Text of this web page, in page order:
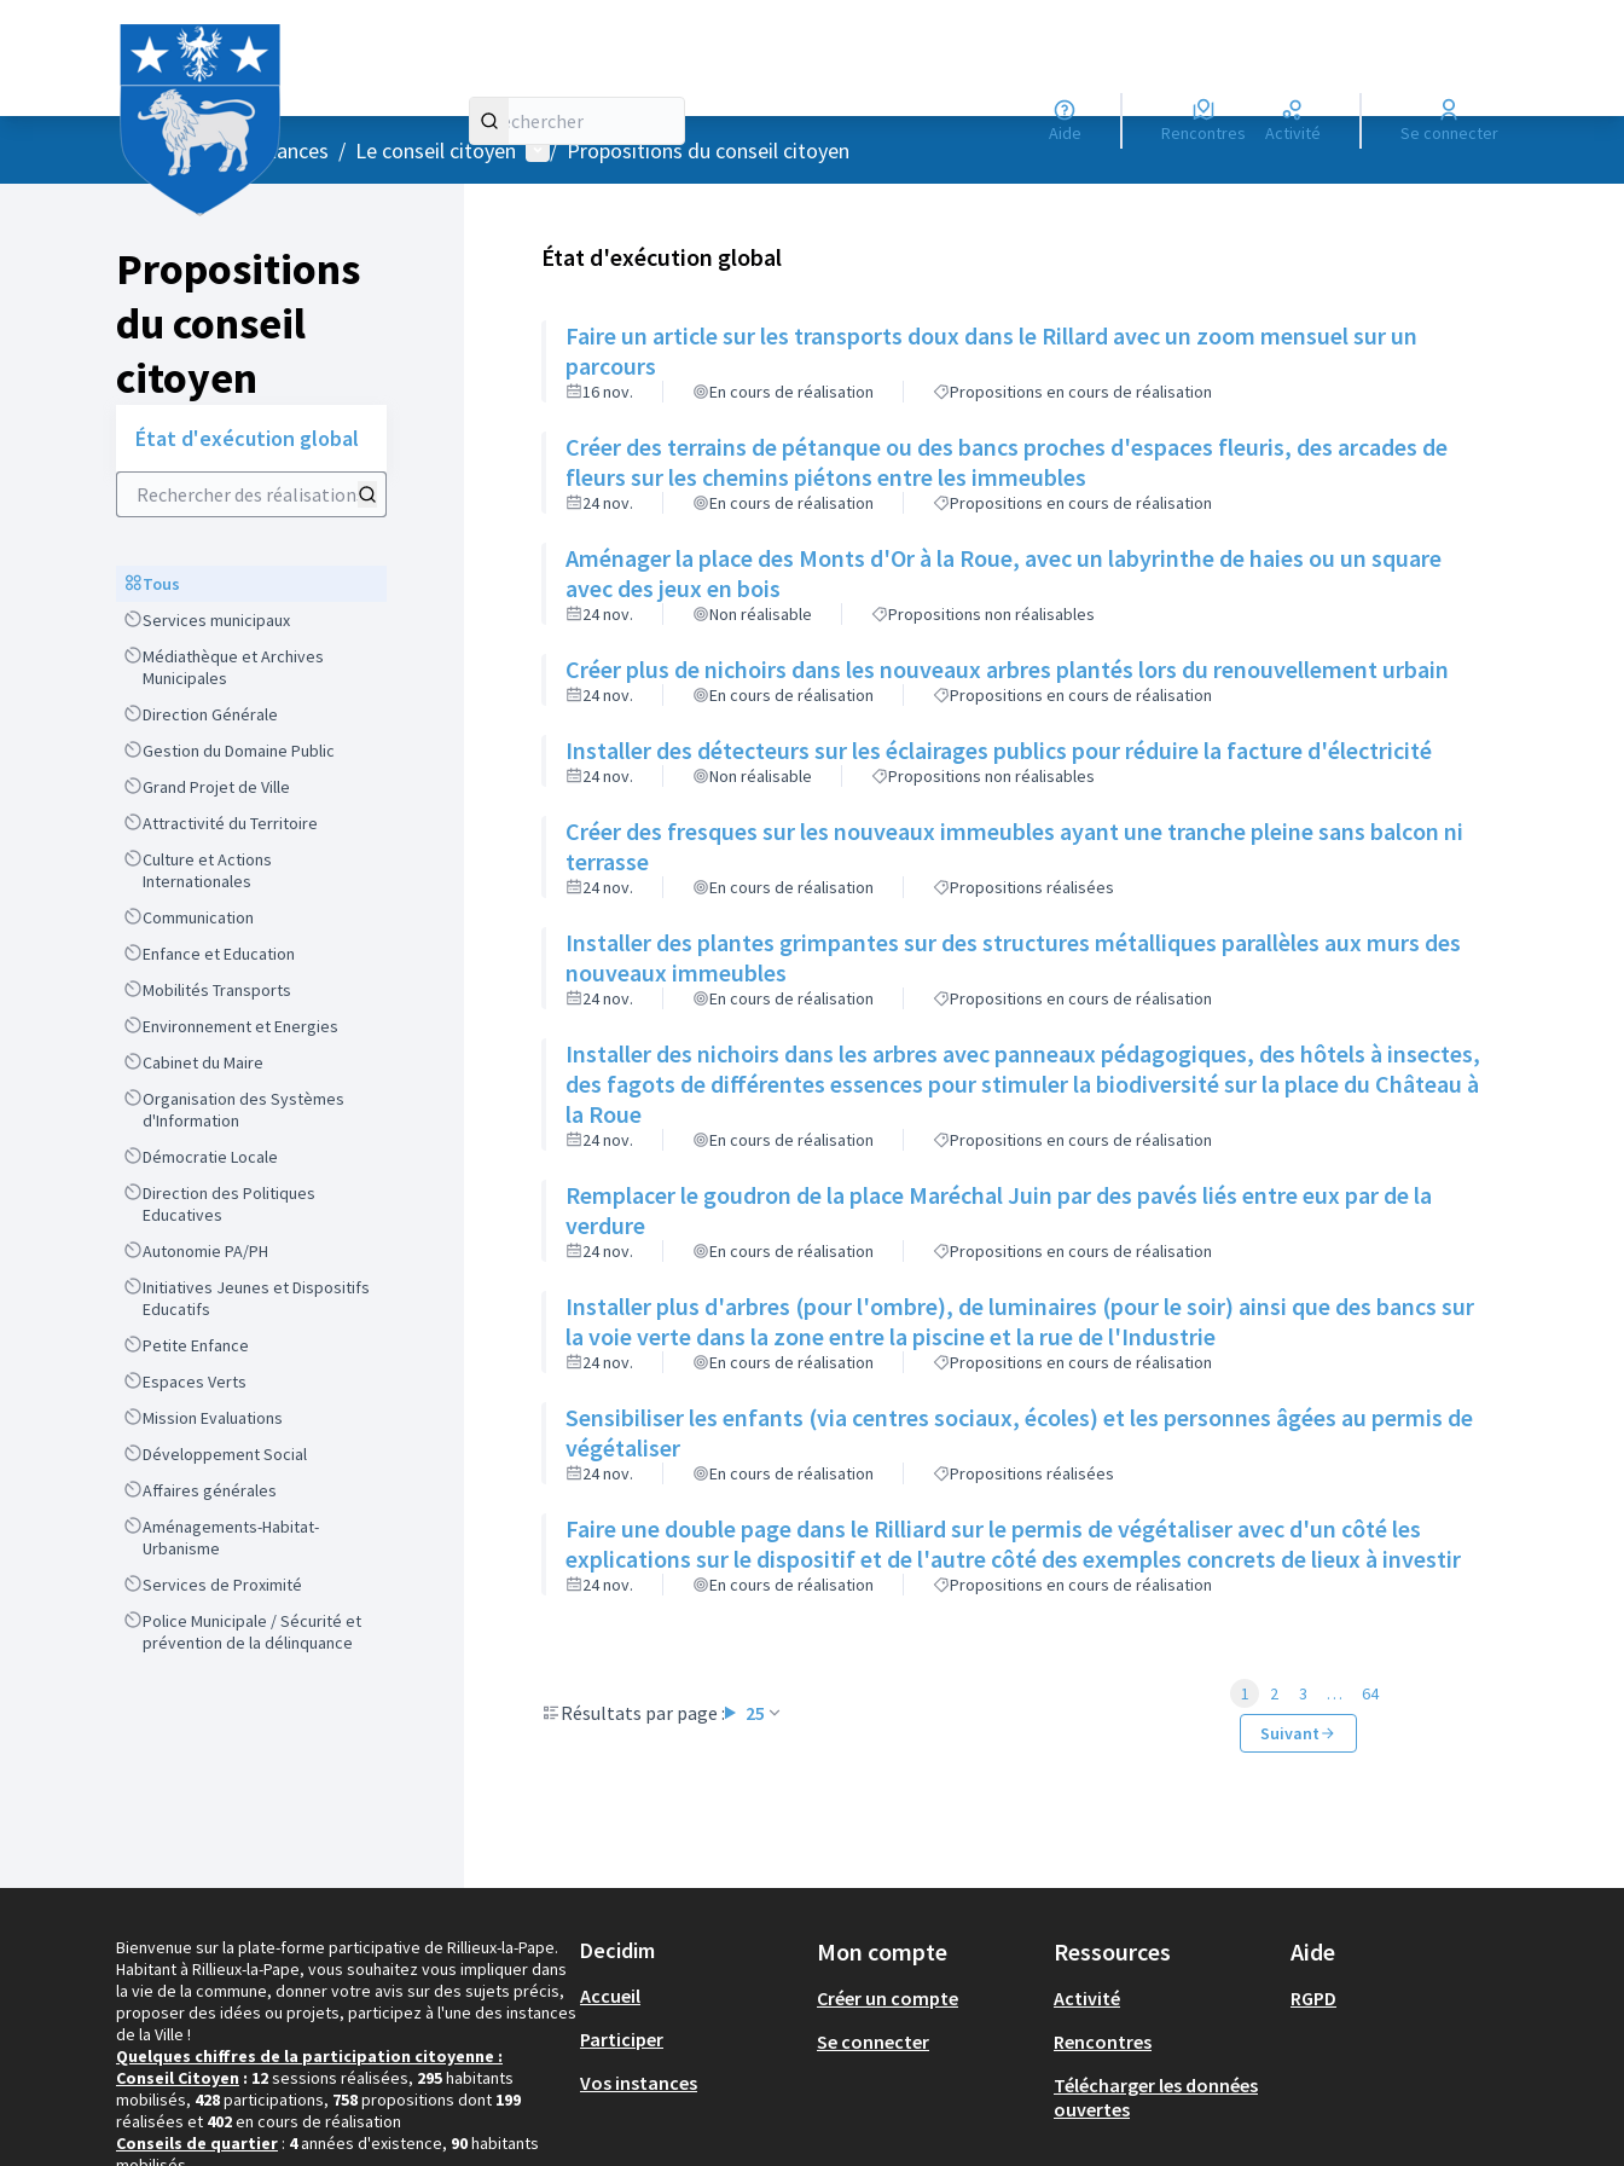
Aide Rencontres Activité Se connecter
AccueilMenu principal
/ Vos instances / Le conseil citoyen Menu utilisateur
/ Propositions du conseil citoyen
Propositions
du conseil
citoyen
État d'exécution global
Rechercher des réalisations
ScopeTous
ScopeServices municipaux
Scope
Médiathèque et Archives
Municipales
ScopeDirection Générale
ScopeGestion du Domaine Public
ScopeGrand Projet de Ville
ScopeAttractivité du Territoire
Scope
Culture et Actions
Internationales
ScopeCommunication
ScopeEnfance et Education
ScopeMobilités Transports
ScopeEnvironnement et Energies
ScopeCabinet du Maire
Scope
Organisation des Systèmes
d'Information
ScopeDémocratie Locale
Scope
Direction des Politiques
Educatives
ScopeAutonomie PA/PH
Scope
Initiatives Jeunes et Dispositifs
Educatifs
ScopePetite Enfance
ScopeEspaces Verts
ScopeMission Evaluations
ScopeDéveloppement Social
ScopeAffaires générales
Scope
Aménagements-Habitat-
Urbanisme
ScopeServices de Proximité
Scope
Police Municipale / Sécurité et
prévention de la délinquance
État d'exécution global
Faire un article sur les transports doux dans le Rillard avec un zoom mensuel sur un
parcours
16 nov. En cours de réalisation Propositions en cours de réalisation
Créer des terrains de pétanque ou des bancs proches d'espaces fleuris, des arcades de
fleurs sur les chemins piétons entre les immeubles
24 nov. En cours de réalisation Propositions en cours de réalisation
Aménager la place des Monts d'Or à la Roue, avec un labyrinthe de haies ou un square
avec des jeux en bois
24 nov. Non réalisable Propositions non réalisables
Créer plus de nichoirs dans les nouveaux arbres plantés lors du renouvellement urbain
24 nov. En cours de réalisation Propositions en cours de réalisation
Installer des détecteurs sur les éclairages publics pour réduire la facture d'électricité
24 nov. Non réalisable Propositions non réalisables
Créer des fresques sur les nouveaux immeubles ayant une tranche pleine sans balcon ni
terrasse
24 nov. En cours de réalisation Propositions réalisées
Installer des plantes grimpantes sur des structures métalliques parallèles aux murs des
nouveaux immeubles
24 nov. En cours de réalisation Propositions en cours de réalisation
Installer des nichoirs dans les arbres avec panneaux pédagogiques, des hôtels à insectes,
des fagots de différentes essences pour stimuler la biodiversité sur la place du Château à
la Roue
24 nov. En cours de réalisation Propositions en cours de réalisation
Remplacer le goudron de la place Maréchal Juin par des pavés liés entre eux par de la
verdure
24 nov. En cours de réalisation Propositions en cours de réalisation
Installer plus d'arbres (pour l'ombre), de luminaires (pour le soir) ainsi que des bancs sur
la voie verte dans la zone entre la piscine et la rue de l'Industrie
24 nov. En cours de réalisation Propositions en cours de réalisation
Sensibiliser les enfants (via centres sociaux, écoles) et les personnes âgées au permis de
végétaliser
24 nov. En cours de réalisation Propositions réalisées
Faire une double page dans le Rilliard sur le permis de végétaliser avec d'un côté les
explications sur le dispositif et de l'autre côté des exemples concrets de lieux à investir
24 nov. En cours de réalisation Propositions en cours de réalisation
Résultats par page : 25
1 2 3 …
64
Suivant
Bienvenue sur la plate-forme participative de Rillieux-la-Pape.
Habitant à Rillieux-la-Pape, vous souhaitez vous impliquer dans
la vie de la commune, donner votre avis sur des sujets précis,
proposer des idées ou projets, participez à l'une des instances
de la Ville !
Quelques chiffres de la participation citoyenne :
Conseil Citoyen : 12sessions réalisées, 295habitants
mobilisés, 428participations, 758propositions dont 199
réalisées et 402en cours de réalisation
Conseils de quartier : 4années d'existence, 90habitants
Decidim
Accueil
Participer
Vos instances
Mon compte
Créer un compte
Se connecter
Ressources
Activité
Rencontres
Télécharger les données
ouvertes
Aide
RGPD